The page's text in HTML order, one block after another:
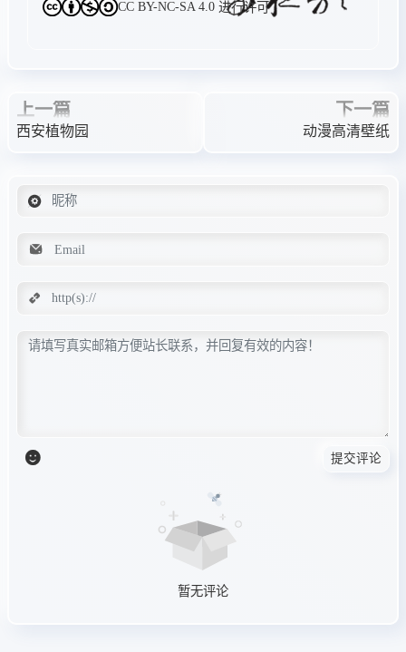
CC BY-NC-SA 4.0 进行许可
上一篇
西安植物园
下一篇
动漫高清壁纸
提交评论
暂无评论